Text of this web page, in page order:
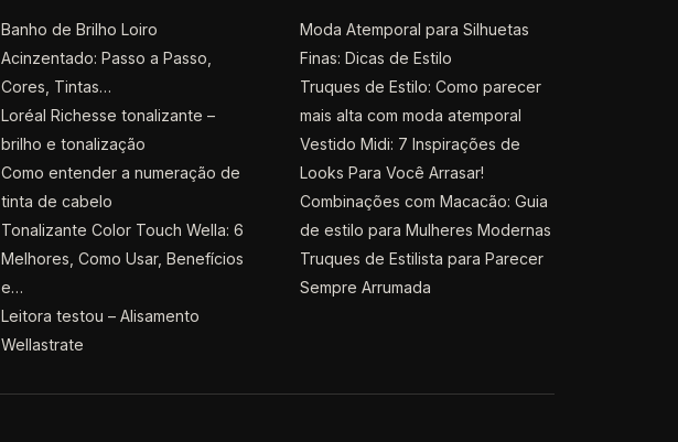
Banho de Brilho Loiro
Acinzentado: Passo a Passo,
Cores, Tintas…
Loréal Richesse tonalizante –
brilho e tonalização
Como entender a numeração de
tinta de cabelo
Tonalizante Color Touch Wella: 6
Melhores, Como Usar, Benefícios
e…
Leitora testou – Alisamento
Wellastrate
Moda Atemporal para Silhuetas
Finas: Dicas de Estilo
Truques de Estilo: Como parecer
mais alta com moda atemporal
Vestido Midi: 7 Inspirações de
Looks Para Você Arrasar!
Combinações com Macacão: Guia
de estilo para Mulheres Modernas
Truques de Estilista para Parecer
Sempre Arrumada